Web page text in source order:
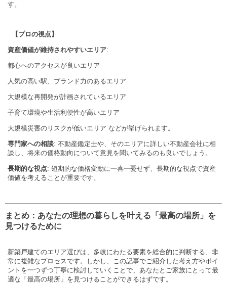
す。
【プロの視点】
資産価値が維持されやすいエリア:
都心へのアクセスが良いエリア
人気の高い駅、ブランド力のあるエリア
大規模な再開発が計画されているエリア
子育て環境や生活利便性が高いエリア
大規模災害のリスクが低いエリア などが挙げられます。
専門家への相談: 不動産鑑定士や、そのエリアに詳しい不動産会社に相
談し、将来の価格動向について意見を聞いてみるのも良いでしょう。
長期的な視点: 短期的な価格変動に一喜一憂せず、長期的な視点で資産
価値を考えることが重要です。
まとめ：あなたの理想の暮らしを叶える「最高の場所」を
見つけるために
新築戸建てのエリア選びは、多岐にわたる要素を総合的に判断する、非
常に複雑なプロセスです。しかし、この記事でご紹介した考え方やポイ
ントを一つずつ丁寧に検討していくことで、あなたとご家族にとって最
適な「最高の場所」を見つけることができるはずです。